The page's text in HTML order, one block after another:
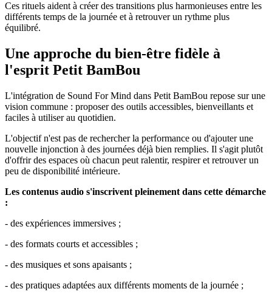
Ces rituels aident à créer des transitions plus harmonieuses entre les
différents temps de la journée et à retrouver un rythme plus
équilibré.
Une approche du bien-être fidèle à
l'esprit Petit BamBou
L'intégration de Sound For Mind dans Petit BamBou repose sur une
vision commune : proposer des outils accessibles, bienveillants et
faciles à utiliser au quotidien.
L'objectif n'est pas de rechercher la performance ou d'ajouter une
nouvelle injonction à des journées déjà bien remplies. Il s'agit plutôt
d'offrir des espaces où chacun peut ralentir, respirer et retrouver un
peu de disponibilité intérieure.
Les contenus audio s'inscrivent pleinement dans cette démarche
:
- des expériences immersives ;
- des formats courts et accessibles ;
- des musiques et sons apaisants ;
- des pratiques adaptées aux différents moments de la journée ;